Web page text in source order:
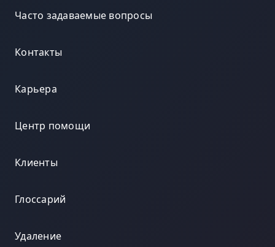
Часто задаваемые вопросы
Контакты
Карьера
Центр помощи
Клиенты
Глоссарий
Удаление